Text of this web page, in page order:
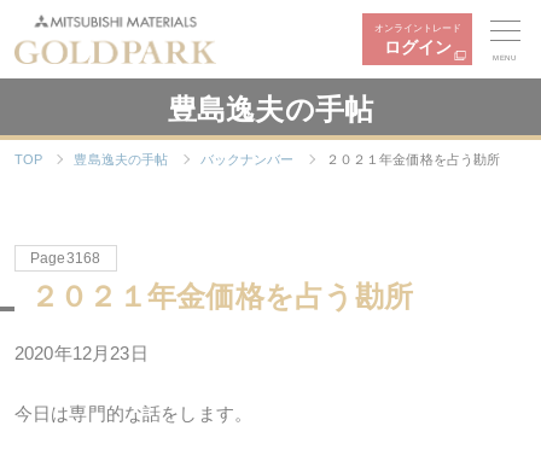
オンライントレード
ログイン
MENU
豊島逸夫の手帖
TOP 豊島逸夫の手帖 バックナンバー ２０２１年金価格を占う勘所
Page3168
２０２１年金価格を占う勘所
2020年12月23日
今日は専門的な話をします。